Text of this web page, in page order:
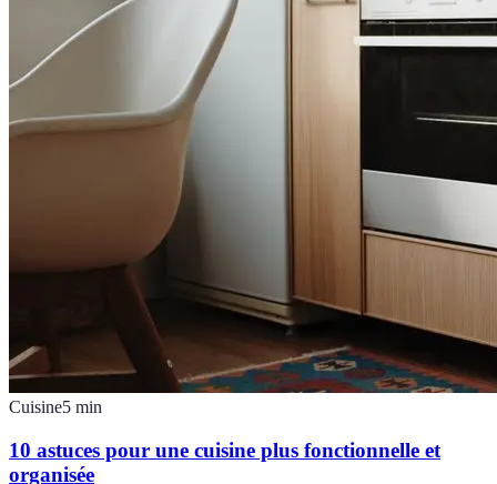
Cuisine5 min
10 astuces pour une cuisine plus fonctionnelle et
organisée